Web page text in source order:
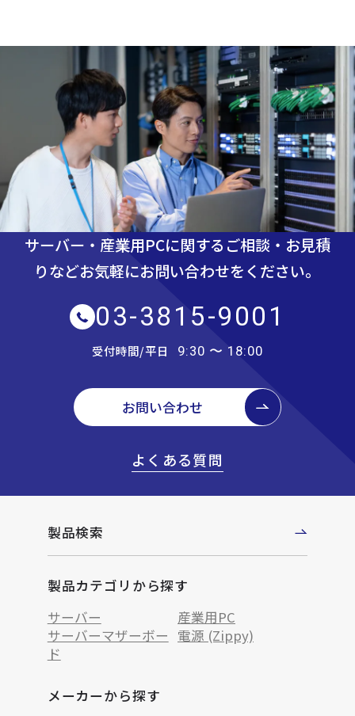
サーバー・産業用PCに関するご相談・お見積
りなどお気軽にお問い合わせをください。
03-3815-9001
受付時間/平日 9:30 〜 18:00
お問い合わせ
よくある質問
製品検索
製品カテゴリから探す
サーバー
産業用PC
サーバーマザーボー
ド
電源 (Zippy)
メーカーから探す